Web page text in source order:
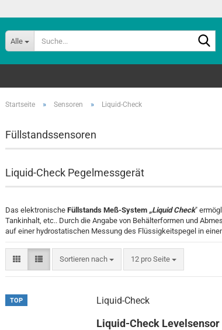
Alle
Startseite » Sensoren » Liquid-Check
Füllstandssensoren
Liquid-Check Pegelmessgerät
Das elektronische Füllstands Meß-System „Liquid Check"
Tankinhalt, etc.. Durch die Angabe von Behälterformen und
auf einer hydrostatischen Messung des Flüssigkeitspegel in
Sortieren nach
Sortieren nach 12 pro Seite
pro Seite
TOP Liquid-Check
Liquid-Check Levelsensor